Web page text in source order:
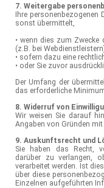
7. Weitergabe
Ihre personenbezogenen
sonst übermittelt,
• wenn dies zum Zwecke
(z.B. bei
• sofern dazu eine
• oder Sie zuvor
Der Umfang der
das erforderliche
8. Widerruf von
Wir weisen Sie darauf
Angaben von Gründen
9. Auskunftsrecht und
Sie haben das Recht,
darüber zu verlangen,
verarbeitet werden. Ist
über diese
Einzelnen aufgeführten